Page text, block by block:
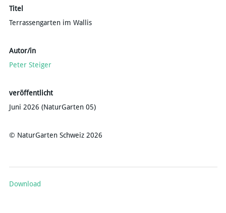
Titel
Terrassengarten im Wallis
Autor/in
Peter Steiger
veröffentlicht
Juni 2026 (NaturGarten 05)
© NaturGarten Schweiz 2026
Download